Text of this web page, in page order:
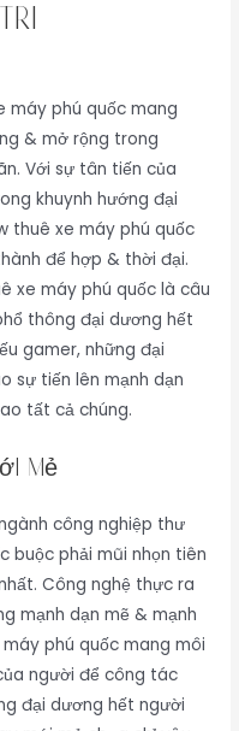
máy phú quốc mang
& mở rộng trong
Với sự tân tiến của
khuynh hướng đại
thuê xe máy phú quốc
để hợp & thời đại.
xe máy phú quốc là câu
thông đại dương hết
gamer, những đại
sự tiến lên mạnh dạn
tất cả chúng.
mẻ
công nghiệp thư
buộc phải mũi nhọn tiên
Công nghệ thực ra
mạnh dạn mẽ & mạnh
phú quốc mang môi
người để công tác
đại dương hết người